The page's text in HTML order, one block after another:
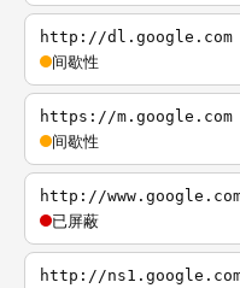
http://dl.google.com
间歇性
https://m.google.com
间歇性
http://
已屏蔽
http://